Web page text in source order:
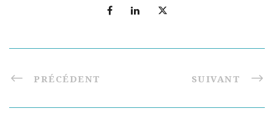
PRÉCÉDENT SUIVANT